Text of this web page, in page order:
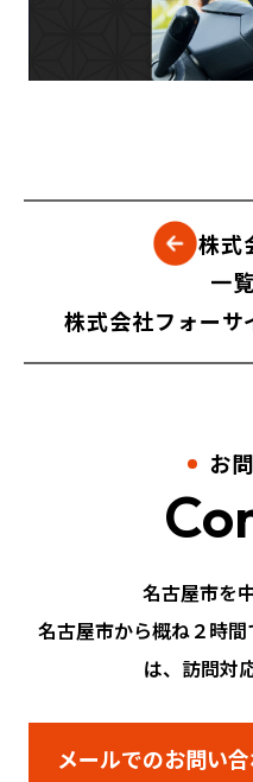
株式
一
株式会社フォーサ
お
名古屋市を
名古屋市から概ね２時
は、訪問対
メールでのお問い